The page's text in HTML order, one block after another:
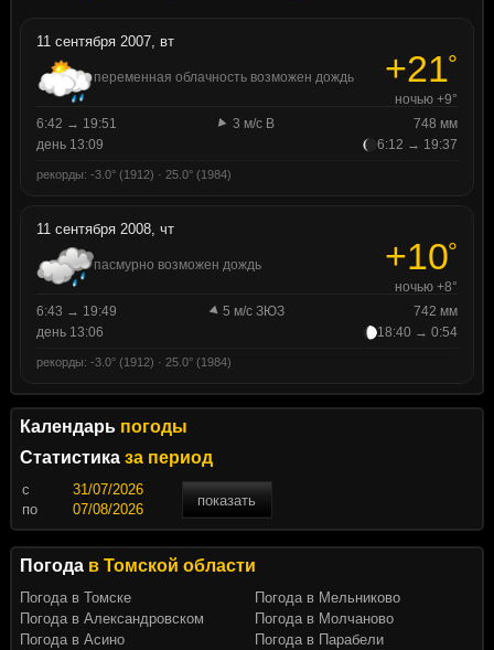
11 сентября 2007, вт
переменная облачность возможен дождь +21°
ночью +9°
6:42 → 19:51
3 м/с В
748 мм
день 13:09
6:12 → 19:37
рекорды: -3.0° (1912) · 25.0° (1984)
11 сентября 2008, чт
пасмурно возможен дождь +10°
ночью +8°
6:43 → 19:49
5 м/с ЗЮЗ
742 мм
день 13:06
18:40 → 0:54
рекорды: -3.0° (1912) · 25.0° (1984)
Календарь погоды
Статистика за период
c
показать
по
Погода в Томской области
Погода в Томске
Погода в Александровском
Погода в Асино
Погода в Мельниково
Погода в Молчаново
Погода в Парабели